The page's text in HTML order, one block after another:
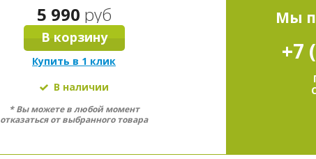
5 990 руб
В корзину
Купить в 1 клик
В наличии
* Вы можете в любой момент
отказаться от выбранного товара
Мы
+7